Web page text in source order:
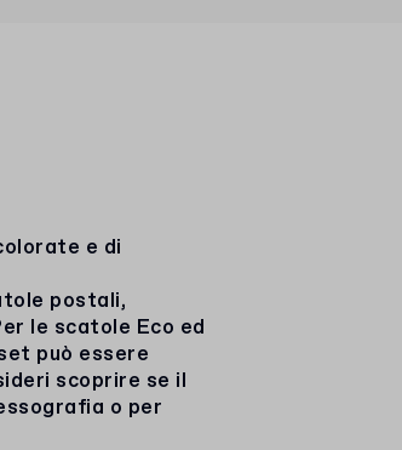
e di
postali,
le scatole Eco ed
può essere
scoprire se il
o per